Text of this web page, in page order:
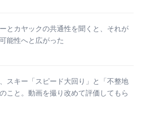
とカヤックの共通性を聞くと、それが
能性へと広がった
スキー「スピード大回り」と「不整地
こと。動画を撮り改めて評価してもら